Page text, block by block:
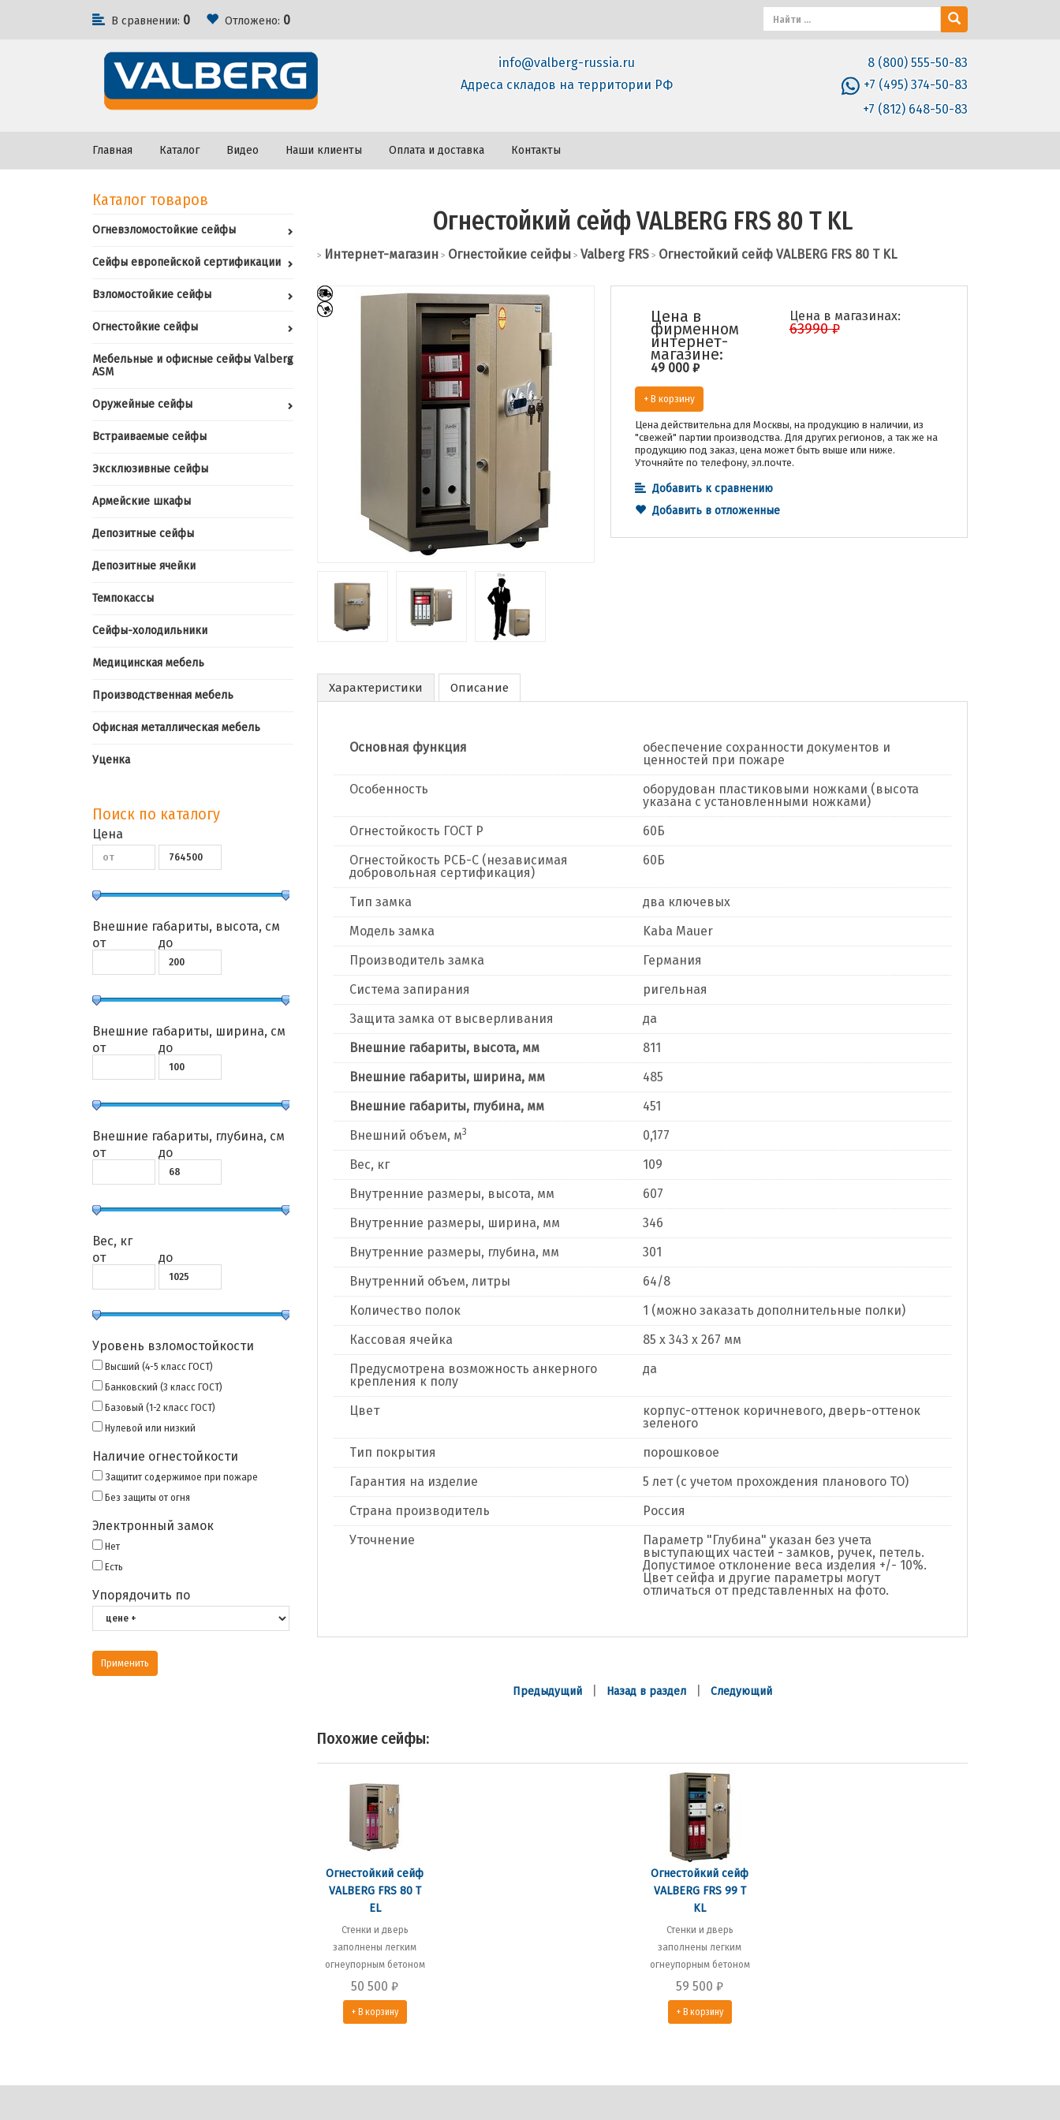
В сравнении: 0 Отложено: 0
info@valberg-russia.ru
Адреса складов на территории РФ
8 (800) 555-50-83
+7 (495) 374-50-83
+7 (812) 648-50-83
Главная Каталог Видео Наши клиенты Оплата и доставка Контакты
Каталог товаров
Огневзломостойкие сейфы
Сейфы европейской сертификации
Взломостойкие сейфы
Огнестойкие сейфы
Мебельные и офисные сейфы Valberg
ASM
Оружейные сейфы
Встраиваемые сейфы
Эксклюзивные сейфы
Армейские шкафы
Депозитные сейфы
Депозитные ячейки
Темпокассы
Сейфы-холодильники
Медицинская мебель
Производственная мебель
Офисная металлическая мебель
Уценка
Поиск по каталогу
Цена
Внешние габариты, высота, см
от
до
Внешние габариты, ширина, см
от
до
Внешние габариты, глубина, см
от
до
Вес, кг
от
до
Уровень взломостойкости
Высший (4-5 класс ГОСТ)
Банковский (3 класс ГОСТ)
Базовый (1-2 класс ГОСТ)
Нулевой или низкий
Наличие огнестойкости
Защитит содержимое при пожаре
Без защиты от огня
Электронный замок
Нет
Есть
Упорядочить по
Огнестойкий сейф VALBERG FRS 80 T KL
> Интернет-магазин > Огнестойкие сейфы > Valberg FRS > Огнестойкий сейф VALBERG FRS 80 T KL
Цена в
фирменном
интернет-
магазине:
49 000 ₽
Цена в магазинах:
63990 ₽
+ В корзину
Цена действительна для Москвы, на продукцию в наличии, из
"свежей" партии производства. Для других регионов, а так же на
продукцию под заказ, цена может быть выше или ниже.
Уточняйте по телефону, эл.почте.
Добавить к сравнению
Добавить в отложенные
Характеристики Описание
Основная функция
обеспечение сохранности документов и
ценностей при пожаре
Особенность
оборудован пластиковыми ножками (высота
указана с установленными ножками)
Огнестойкость ГОСТ Р
60Б
Огнестойкость РСБ-С (независимая
добровольная сертификация)
60Б
Тип замка
два ключевых
Модель замка
Kaba Mauer
Производитель замка
Германия
Система запирания
ригельная
Защита замка от высверливания
да
Внешние габариты, высота, мм
811
Внешние габариты, ширина, мм
485
Внешние габариты, глубина, мм
451
Внешний объем, м3
0,177
Вес, кг
109
Внутренние размеры, высота, мм
607
Внутренние размеры, ширина, мм
346
Внутренние размеры, глубина, мм
301
Внутренний объем, литры
64/8
Количество полок
1 (можно заказать дополнительные полки)
Кассовая ячейка
85 x 343 x 267 мм
Предусмотрена возможность анкерного
крепления к полу
да
Цвет
корпус-оттенок коричневого, дверь-оттенок
зеленого
Тип покрытия
порошковое
Гарантия на изделие
5 лет (с учетом прохождения планового ТО)
Страна производитель
Россия
Уточнение
Параметр "Глубина" указан без учета
выступающих частей - замков, ручек, петель.
Допустимое отклонение веса изделия +/- 10%.
Цвет сейфа и другие параметры могут
отличаться от представленных на фото.
Предыдущий Назад в раздел Следующий
Похожие сейфы:
Огнестойкий сейф
VALBERG FRS 80 T
EL
Стенки и дверь
заполнены легким
огнеупорным бетоном
50 500 ₽
+ В корзину
Огнестойкий сейф
VALBERG FRS 99 T
KL
Стенки и дверь
заполнены легким
огнеупорным бетоном
59 500 ₽
+ В корзину